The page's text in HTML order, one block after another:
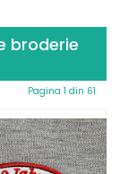
broderie
Pagina 1 din 61